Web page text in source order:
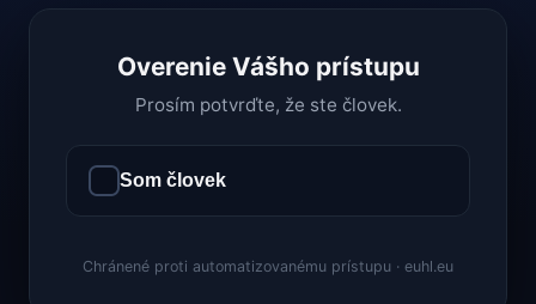
Overenie Vášho prístupu
Prosím potvrďte, že ste človek.
Som človek
Chránené proti automatizovanému prístupu · euhl.eu